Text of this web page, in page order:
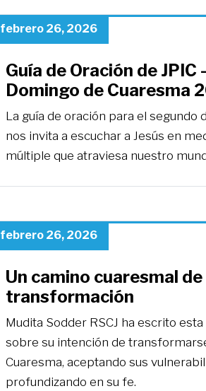
febrero 26, 2026
Guía de Oración de JPIC
Domingo de Cuaresma
La guía de oración para el segundo
nos invita a escuchar a Jesús en
múltiple que atraviesa nuestro
febrero 26, 2026
Un camino cuaresmal de
transformación
Mudita Sodder RSCJ ha escrito
sobre su intención de
Cuaresma, aceptando sus
profundizando en su fe.